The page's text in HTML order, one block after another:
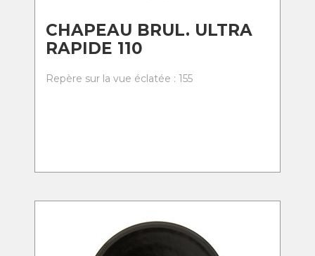
CHAPEAU BRUL. ULTRA
RAPIDE 110
Repère sur la vue éclatée : 155